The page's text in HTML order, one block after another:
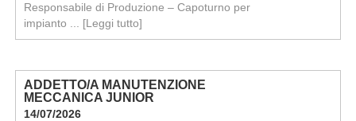
Responsabile di Produzione – Capoturno per
impianto ... [Leggi tutto]
ADDETTO/A MANUTENZIONE
MECCANICA JUNIOR
14/07/2026